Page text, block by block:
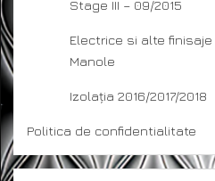
Stage III – 09/2015
Electrice si alte finisaje
Manole
Izolația 2016/2017/2018
Politica de confidentialitate